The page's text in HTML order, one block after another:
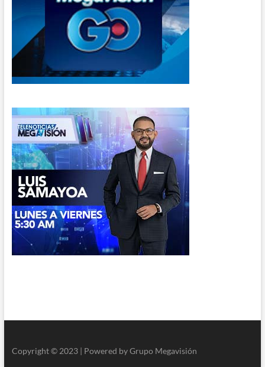
Copyright © 2023 | Powered by Grupo Megavisión